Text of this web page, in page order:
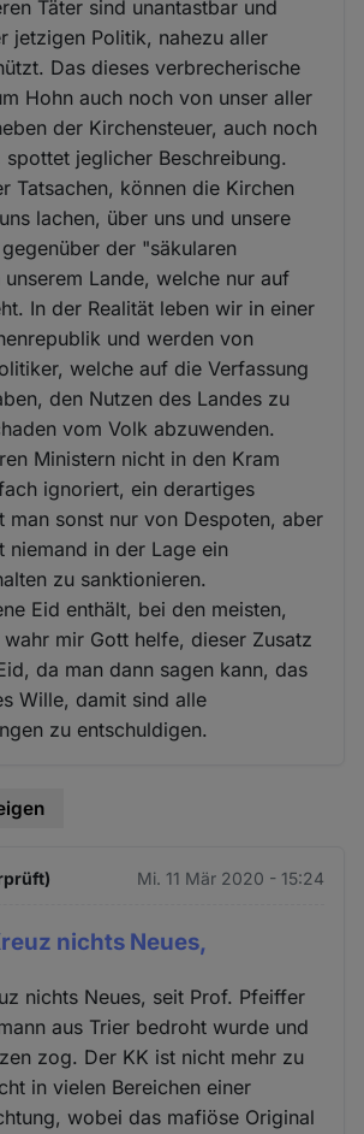
Täter sind unantastbar und
jetzigen Politik, nahezu aller
Das dieses verbrecherische
Hohn auch noch von unser aller
der Kirchensteuer, auch noch
jeglicher Beschreibung.
Tatsachen, können die Kirchen
lachen, über uns und unsere
der "säkularen
Lande, welche nur auf
In der Realität leben wir in einer
und werden von
welche auf die Verfassung
den Nutzen des Landes zu
vom Volk abzuwenden.
Ministern nicht in den Kram
ignoriert, ein derartiges
man sonst nur von Despoten, aber
niemand in der Lage ein
zu sanktionieren.
Eid enthält, bei den meisten,
mir Gott helfe, dieser Zusatz
da man dann sagen kann, das
Wille, damit sind alle
zu entschuldigen.
Mi. 11 Mär 2020 - 15:24
nichts Neues,
nichts Neues, seit Prof. Pfeiffer
aus Trier bedroht wurde und
zog. Der KK ist nicht mehr zu
in vielen Bereichen einer
wobei das mafiöse Original